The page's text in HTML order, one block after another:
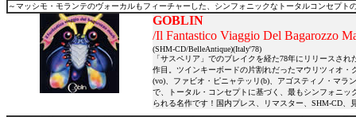
～マッシモ・モランテのヴォーカルもフィーチャーした、シンフォニックなトータルコンセプト
GOBLIN
/Il Fantastico Viaggio Del Bagarozzo
(SHM-CD/BelleAntique)(Italy'78)
「サスペリア」でのブレイクを経た78年にリリースさ
作目。ツインキーボードの片割れだったマウリツィオ
(vo)、ファビオ・ピニャテッリ(b)、アゴスティノ・マラ
で、トータル・コンセプトに基づく、最もシンフォニ
られる名作です！国内プレス、リマスター、SHM-CD